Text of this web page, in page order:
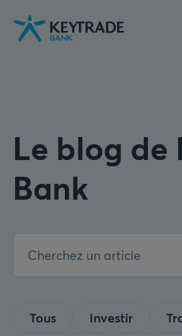
Aller
Aller
Aller
au
Le blog de
Bank
Tous Investir